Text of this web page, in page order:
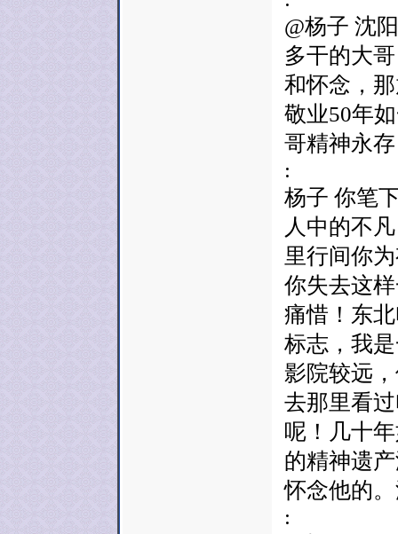
@杨子 沈
多干的大
和怀念，
敬业50年
哥精神永
:
杨子 你笔
人中的不
里行间你
你失去这
痛惜！东
标志，我
影院较远
去那里看
呢！几十
的精神遗
怀念他的
: